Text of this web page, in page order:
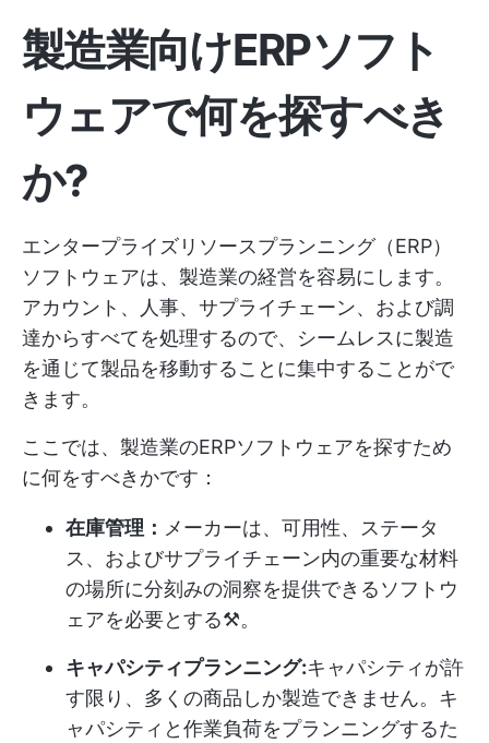
製造業向けERPソフト
ウェアで何を探すべき
か?
エンタープライズリソースプランニング（ERP）
ソフトウェアは、製造業の経営を容易にします。
アカウント、人事、サプライチェーン、および調
達からすべてを処理するので、シームレスに製造
を通じて製品を移動することに集中することがで
きます。
ここでは、製造業のERPソフトウェアを探すため
に何をすべきかです：
在庫管理： メーカーは、可用性、ステータ
ス、およびサプライチェーン内の重要な材料
の場所に分刻みの洞察を提供できるソフトウ
ェアを必要とする⚒️。
キャパシティプランニング:キャパシティが許
す限り、多くの商品しか製造できません。キ
ャパシティと作業負荷をプランニングするた